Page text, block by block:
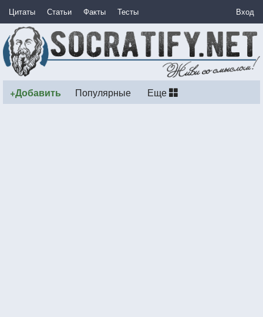
Цитаты Статьи Факты Тесты Вход
+Добавить Популярные Еще